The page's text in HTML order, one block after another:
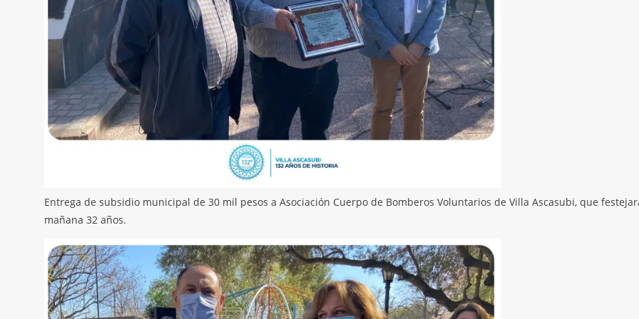
Entrega de subsidio municipal de 30 mil pesos a Asociación Cuerpo de Bomberos Voluntarios de Villa Ascasubi, que
mañana 32 años.